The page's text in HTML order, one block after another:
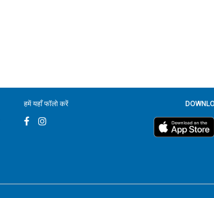
हमें यहाँ फॉलो करें